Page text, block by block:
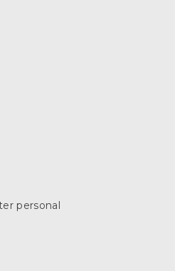
personal